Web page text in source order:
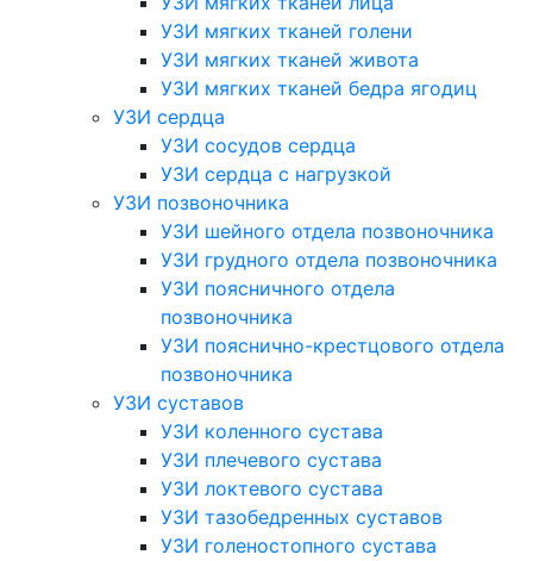
УЗИ мягких тканей голени
УЗИ мягких тканей живота
УЗИ мягких тканей бедра ягодиц
УЗИ сердца
УЗИ сосудов сердца
УЗИ сердца с нагрузкой
УЗИ позвоночника
УЗИ шейного отдела позвоночника
УЗИ грудного отдела позвоночника
УЗИ поясничного отдела
позвоночника
УЗИ пояснично-крестцового отдела
позвоночника
УЗИ суставов
УЗИ коленного сустава
УЗИ плечевого сустава
УЗИ локтевого сустава
УЗИ тазобедренных суставов
УЗИ голеностопного сустава